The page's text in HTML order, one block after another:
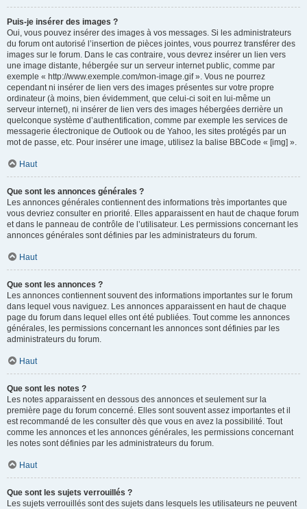
Puis-je insérer des images ?
Oui, vous pouvez insérer des images à vos messages. Si les administrateurs
du forum ont autorisé l’insertion de pièces jointes, vous pourrez transférer des
images sur le forum. Dans le cas contraire, vous devrez insérer un lien vers
une image distante, hébergée sur un serveur internet public, comme par
exemple « http://www.exemple.com/mon-image.gif ». Vous ne pourrez
cependant ni insérer de lien vers des images présentes sur votre propre
ordinateur (à moins, bien évidemment, que celui-ci soit en lui-même un
serveur internet), ni insérer de lien vers des images hébergées derrière un
quelconque système d’authentification, comme par exemple les services de
messagerie électronique de Outlook ou de Yahoo, les sites protégés par un
mot de passe, etc. Pour insérer une image, utilisez la balise BBCode « [img] ».
Haut
Que sont les annonces générales ?
Les annonces générales contiennent des informations très importantes que
vous devriez consulter en priorité. Elles apparaissent en haut de chaque forum
et dans le panneau de contrôle de l’utilisateur. Les permissions concernant les
annonces générales sont définies par les administrateurs du forum.
Haut
Que sont les annonces ?
Les annonces contiennent souvent des informations importantes sur le forum
dans lequel vous naviguez. Les annonces apparaissent en haut de chaque
page du forum dans lequel elles ont été publiées. Tout comme les annonces
générales, les permissions concernant les annonces sont définies par les
administrateurs du forum.
Haut
Que sont les notes ?
Les notes apparaissent en dessous des annonces et seulement sur la
première page du forum concerné. Elles sont souvent assez importantes et il
est recommandé de les consulter dès que vous en avez la possibilité. Tout
comme les annonces et les annonces générales, les permissions concernant
les notes sont définies par les administrateurs du forum.
Haut
Que sont les sujets verrouillés ?
Les sujets verrouillés sont des sujets dans lesquels les utilisateurs ne peuvent